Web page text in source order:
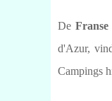
De
d'Azur,
Campings